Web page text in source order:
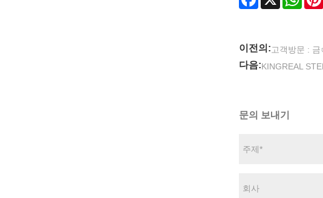
이전의:고객방문 : 금
다음:KINGREAL
문의 보내기